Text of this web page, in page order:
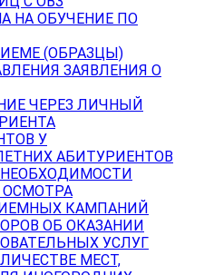
НА ОБУЧЕНИЕ ПО
(ОБРАЗЦЫ)
ЗАЯВЛЕНИЯ О
ЧЕРЕЗ ЛИЧНЫЙ
У
АБИТУРИЕНТОВ
КАМПАНИЙ
ОБ ОКАЗАНИИ
УСЛУГ
МЕСТ,